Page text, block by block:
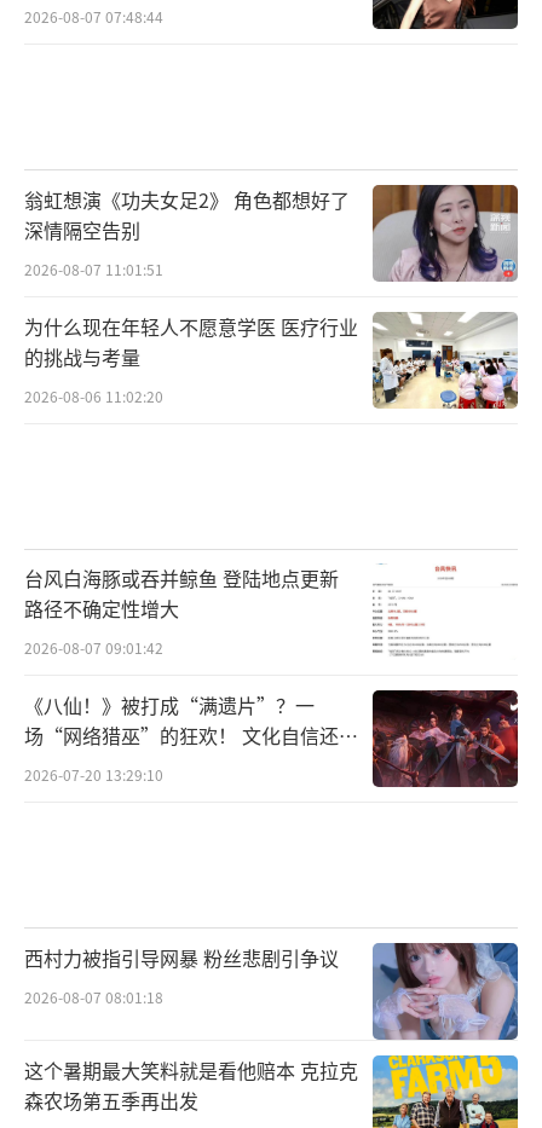
数字资产
2026-08-07 07:48:44
翁虹想演《功夫女足2》 角色都想好了
深情隔空告别
2026-08-07 11:01:51
为什么现在年轻人不愿意学医 医疗行业
的挑战与考量
2026-08-06 11:02:20
台风白海豚或吞并鲸鱼 登陆地点更新
路径不确定性增大
2026-08-07 09:01:42
《八仙！》被打成“满遗片”？一
场“网络猎巫”的狂欢！ 文化自信还是
焦虑？
2026-07-20 13:29:10
西村力被指引导网暴 粉丝悲剧引争议
2026-08-07 08:01:18
这个暑期最大笑料就是看他赔本 克拉克
森农场第五季再出发